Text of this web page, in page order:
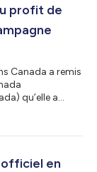
profit de
Canada a remis
qu’elle a
1 $
en deux en